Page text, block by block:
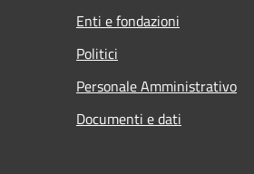
Enti e fondazioni
Politici
Personale Amministrativo
Documenti e dati